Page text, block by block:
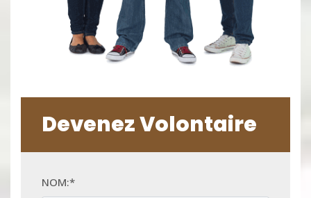
Devenez Volontaire
NOM:*